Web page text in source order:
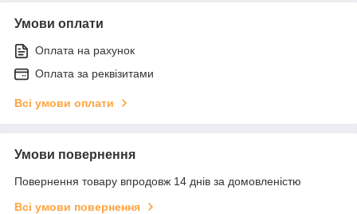
Умови оплати
Оплата на рахунок
Оплата за реквізитами
Всі умови оплати
Умови повернення
Повернення товару впродовж 14 днів за домовленістю
Всі умови повернення